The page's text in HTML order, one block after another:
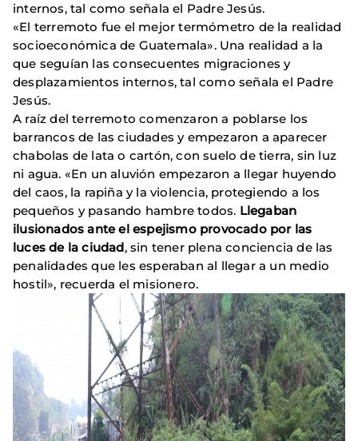
internos, tal como señala el Padre Jesús.
«El terremoto fue el mejor termómetro de la realidad
socioeconómica de Guatemala». Una realidad a la
que seguían las consecuentes migraciones y
desplazamientos internos, tal como señala el Padre
Jesús.
A raíz del terremoto comenzaron a poblarse los
barrancos de las ciudades y empezaron a aparecer
chabolas de lata o cartón, con suelo de tierra, sin luz
ni agua. «En un aluvión empezaron a llegar huyendo
del caos, la rapiña y la violencia, protegiendo a los
pequeños y pasando hambre todos. Llegaban
ilusionados ante el espejismo provocado por las
luces de la ciudad, sin tener plena conciencia de las
penalidades que les esperaban al llegar a un medio
hostil», recuerda el misionero.